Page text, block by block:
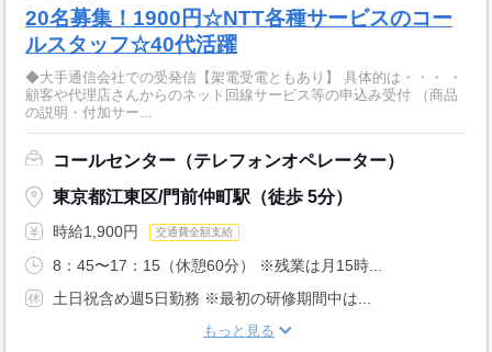
20名募集！1900円☆NTT各種サービスのコー
ルスタッフ☆40代活躍
◆大手通信会社での受発信【架電受電ともあり】 具体的は・・・ ・
顧客や代理店さんからのネット回線サービス等の申込み受付 （商品
の説明・付加サー...
コールセンター（テレフォンオペレーター）
東京都江東区/門前仲町駅（徒歩 5分）
時給1,900円 交通費全額支給
8：45〜17：15（休憩60分） ※残業は月15時...
土日祝含め週5日勤務 ※最初の研修期間中は...
もっと見る